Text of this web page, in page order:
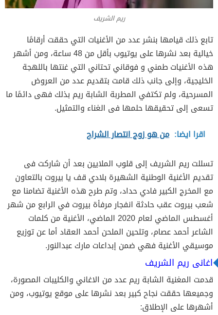
ريم الشريف
تابع ذلك قيامها بنشر عدد من الأغنيات التي حققت أرقامًا
خيالية بعد نشرها على يوتيوب بأقل من 48 ساعة، ومن أشهر
هذه الأغنيات طمني و فوقاني تحتاني التي غنتها باللهجة
الخليجية، وإلى جانب ذلك قامت بتقديم عدد من العروض
المسرحية، ولم تكتفي المطربة الشابة ريم بذلك فهى دائمًا ما
تسعى إلى تحقيقها حلمها فى الغناء والتمثيل.
اقرا ايضا: من هو زوج انتصار الشراح
تسللت ريم الشريف إلى قلوب الملايين بعد أن شاركت فى
تقديم الأغنية الوطنية الشهيرة بلادي قف يا بيروت بالتعاون
مع المخرج الكبير فادي حداد، وتم طرح هذه الأغنية تضامنا مع
شعب بيروت عقب حادثة انفجار مرفأة بيروت في الرابع من شهر
أغسطس الماضي لعام 2020 الماضي، الأغنية من كلمات
الشاعر أحمد عصام، وتلحين الملحن أحمد العقاد أما عن توزيع
موسيقي الأغنية فهي ضمن إبداعات مارك عبدالنور.
اغانى ريم الشريف
قدمت المغنية الشابة ريم عدد من الاغاني والكليبات المصورة،
وجميعها حققت نجاح كبير بعد نشرها على موقع يوتيوب، ومن
أشهرها على الإطلاق: